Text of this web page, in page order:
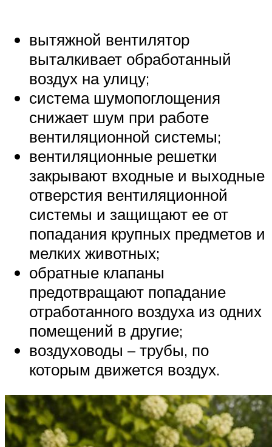
вытяжной вентилятор
выталкивает обработанный
воздух на улицу;
система шумопоглощения
снижает шум при работе
вентиляционной системы;
вентиляционные решетки
закрывают входные и выходные
отверстия вентиляционной
системы и защищают ее от
попадания крупных предметов и
мелких животных;
обратные клапаны
предотвращают попадание
отработанного воздуха из одних
помещений в другие;
воздуховоды – трубы, по
которым движется воздух.